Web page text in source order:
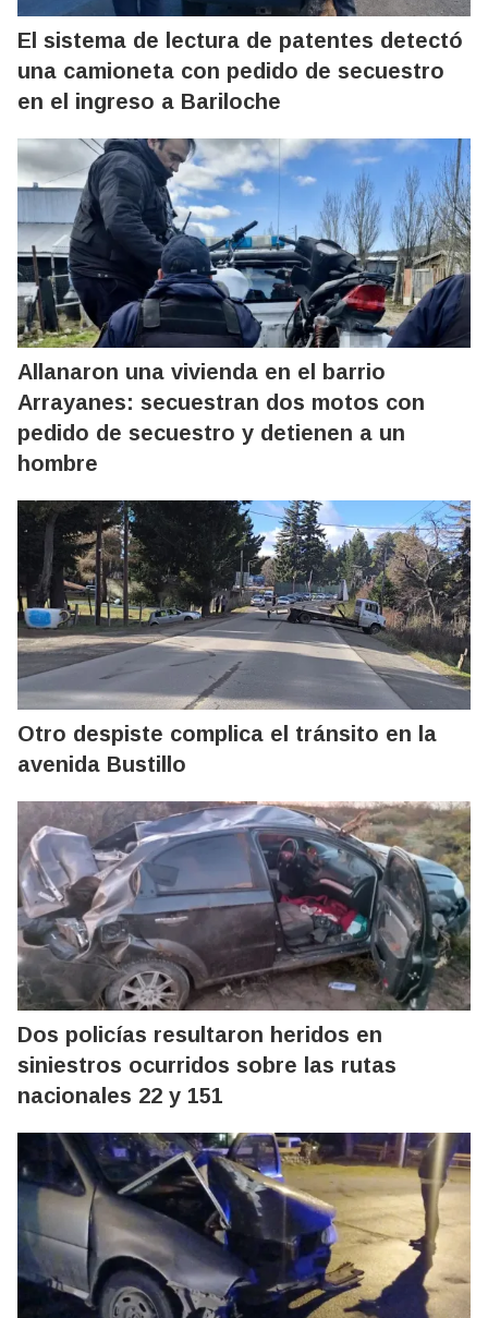
El sistema de lectura de patentes detectó
una camioneta con pedido de secuestro
en el ingreso a Bariloche
Allanaron una vivienda en el barrio
Arrayanes: secuestran dos motos con
pedido de secuestro y detienen a un
hombre
Otro despiste complica el tránsito en la
avenida Bustillo
Dos policías resultaron heridos en
siniestros ocurridos sobre las rutas
nacionales 22 y 151